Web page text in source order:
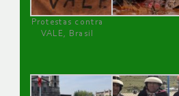
Protestas contra
VALE, Brasil